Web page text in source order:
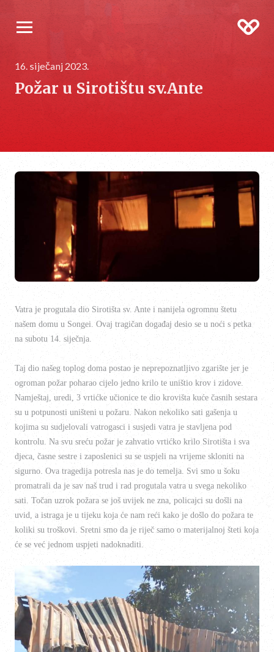
16. siječanj 2023.
Požar u Sirotištu sv.Ante
Vatra je progutala dio Sirotišta sv. Ante i nanijela ogromnu štetu
našem domu u Songei. Ovaj tragičan događaj desio se u noći s petka
na subotu 14. siječnja.
Taj dio našeg toplog doma postao je neprepoznatljivo zgarište jer je
ogroman požar poharao cijelo jedno krilo te uništio krov i zidove.
Namještaj, uredi, 3 vrtićke učionice te dio krovišta kuće časnih sestara
su u potpunosti uništeni u požaru. Nakon nekoliko sati gašenja u
kojima su sudjelovali vatrogasci i susjedi vatra je stavljena pod
kontrolu. Na svu sreću požar je zahvatio vrtićko krilo Sirotišta i sva
djeca, časne sestre i zaposlenici su se uspjeli na vrijeme skloniti na
sigurno. Ova tragedija potresla nas je do temelja. Svi smo u šoku
promatrali da je sav naš trud i rad progutala vatra u svega nekoliko
sati. Točan uzrok požara se još uvijek ne zna, policajci su došli na
uvid, a istraga je u tijeku koja će nam reći kako je došlo do požara te
koliki su troškovi. Sretni smo da je riječ samo o materijalnoj šteti koja
će se već jednom uspjeti nadoknaditi.